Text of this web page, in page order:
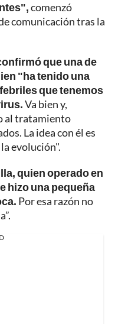
comenzó
comunicación tras la
que una de
"ha tenido una
que tenemos
Va bien y,
al tratamiento
La idea con él es
evolución".
quien operado en
hizo una pequeña
Por esa razón no